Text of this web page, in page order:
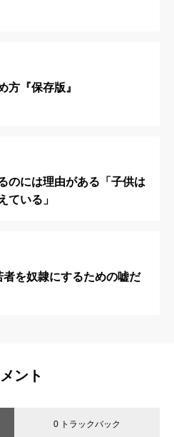
方『保存版』
のには理由がある「子供は
ている」
者を奴隷にするための嘘だ
ント
0 トラックバック